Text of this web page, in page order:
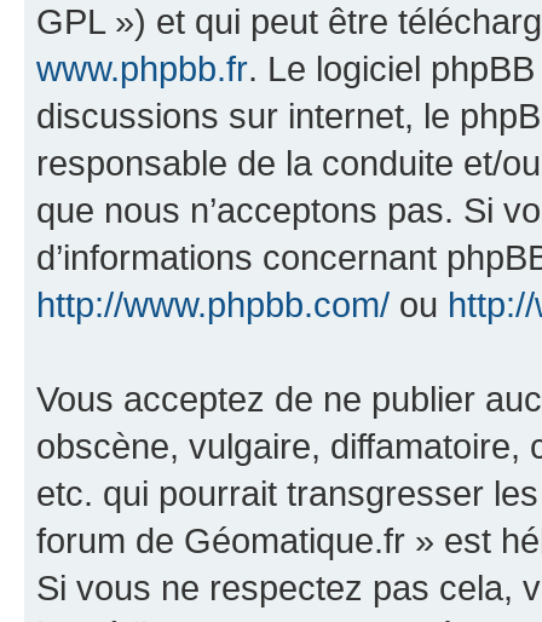
GPL ») et qui peut être
www.phpbb.fr. Le logiciel
discussions sur internet, le
responsable de la conduite et/
que nous n’acceptons pas. Si
d’informations concernant
http://www.phpbb.com/ ou
Vous acceptez de ne publier
obscène, vulgaire, diffamatoire,
etc. qui pourrait transgresser
forum de Géomatique.fr » est
Si vous ne respectez pas cela,